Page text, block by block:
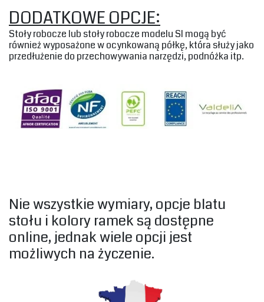
‎DODATKOWE OPCJE:‎
‎Stoły robocze lub stoły robocze modelu SI mogą być
również wyposażone w ocynkowaną półkę, która służy jako
przedłużenie do przechowywania narzędzi, podnóżka itp.‎
Nie wszystkie wymiary, opcje blatu
stołu i kolory ramek są dostępne
online, jednak wiele opcji jest
możliwych na życzenie.‎